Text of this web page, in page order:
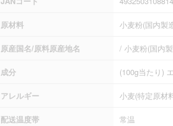
原材料 小麦粉(国内製
原産国名/原料原産地名 / 小麦粉(国内
成分 (100g当たり)
アレルギー 小麦(特定原材
配送温度帯 常温